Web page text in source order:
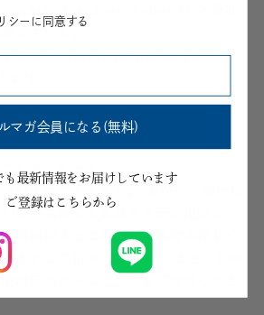
supprt@tsuchiya-kaban.j」と弊社
している。
レスは「support[at]tsuchiya-
ます。
ある場合にはご注意ください。
しまったら？
相手に関する資料を手元に用意し、
警察署または都道府県警察本部サイ
やかにご相談ください。 また、詳細
シーに同意する
マガ会員になる(無料)
も最新情報をお届けしています
ご登録はこちらから